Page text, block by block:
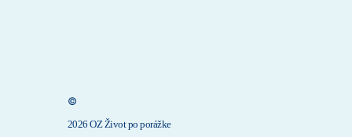
©
2026 OZ Život po porážke